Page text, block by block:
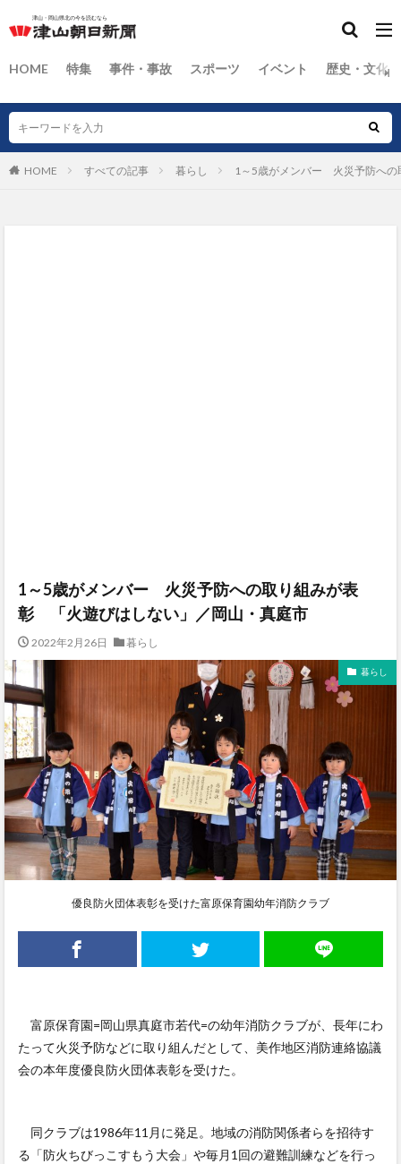
HOME 特集 事件・事故 スポーツ イベント 歴史・文化
HOME すべての記事 暮らし 1～5歳がメンバー 火災予防へ
1～5歳がメンバー 火災予防への取り組みが表
彰 「火遊びはしない」／岡山・真庭市
2022年2月26日 暮らし
暮らし
優良防火団体表彰を受けた富原保育園幼年消防クラブ
富原保育園=岡山県真庭市若代=の幼年消防クラブが、長年にわ
たって火災予防などに取り組んだとして、美作地区消防連絡協議
会の本年度優良防火団体表彰を受けた。
同クラブは1986年11月に発足。地域の消防関係者らを招待す
る「防火ちびっこすもう大会」や毎月1回の避難訓練などを行っ